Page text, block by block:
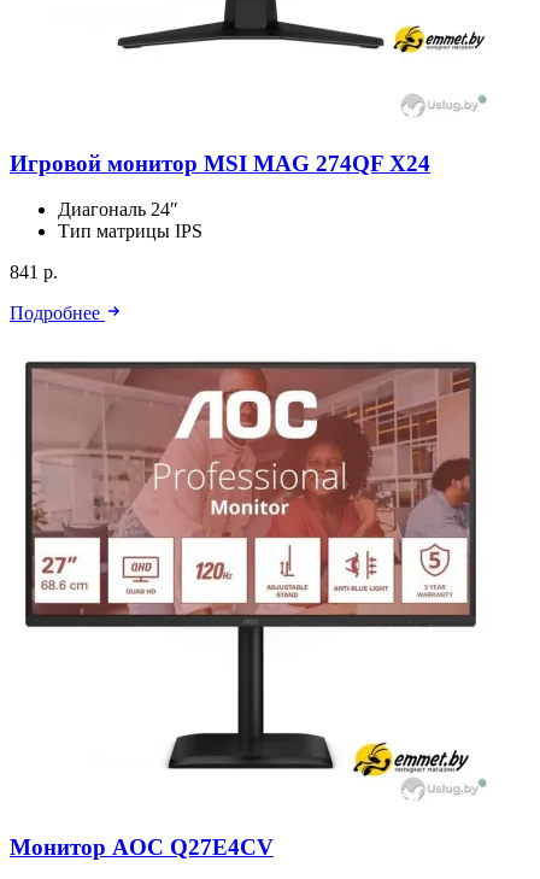
Игровой монитор MSI MAG 274QF X24
Диагональ 24″
Тип матрицы IPS
841 р.
Подробнее
Монитор AOC Q27E4CV